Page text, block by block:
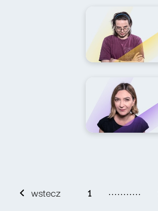
wstecz 1 ...........